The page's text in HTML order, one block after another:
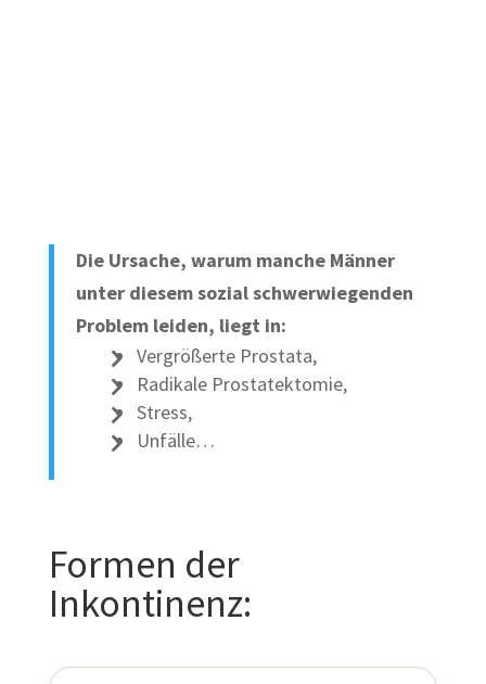
Die Ursache, warum manche Männer
unter diesem sozial schwerwiegenden
Problem leiden, liegt in:
Vergrößerte Prostata,
Radikale Prostatektomie,
Stress,
Unfälle…
Formen der
Inkontinenz: